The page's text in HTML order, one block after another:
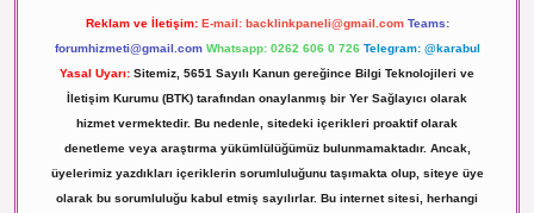
Reklam ve İletişim: E-mail: backlinkpaneli@gmail.com Teams:
forumhizmeti@gmail.com Whatsapp: 0262 606 0 726 Telegram: @karabul
Yasal Uyarı: Sitemiz, 5651 Sayılı Kanun gereğince Bilgi Teknolojileri ve
İletişim Kurumu (BTK) tarafından onaylanmış bir Yer Sağlayıcı olarak
hizmet vermektedir. Bu nedenle, sitedeki içerikleri proaktif olarak
denetleme veya araştırma yükümlülüğümüz bulunmamaktadır. Ancak,
üyelerimiz yazdıkları içeriklerin sorumluluğunu taşımakta olup, siteye üye
olarak bu sorumluluğu kabul etmiş sayılırlar. Bu internet sitesi, herhangi